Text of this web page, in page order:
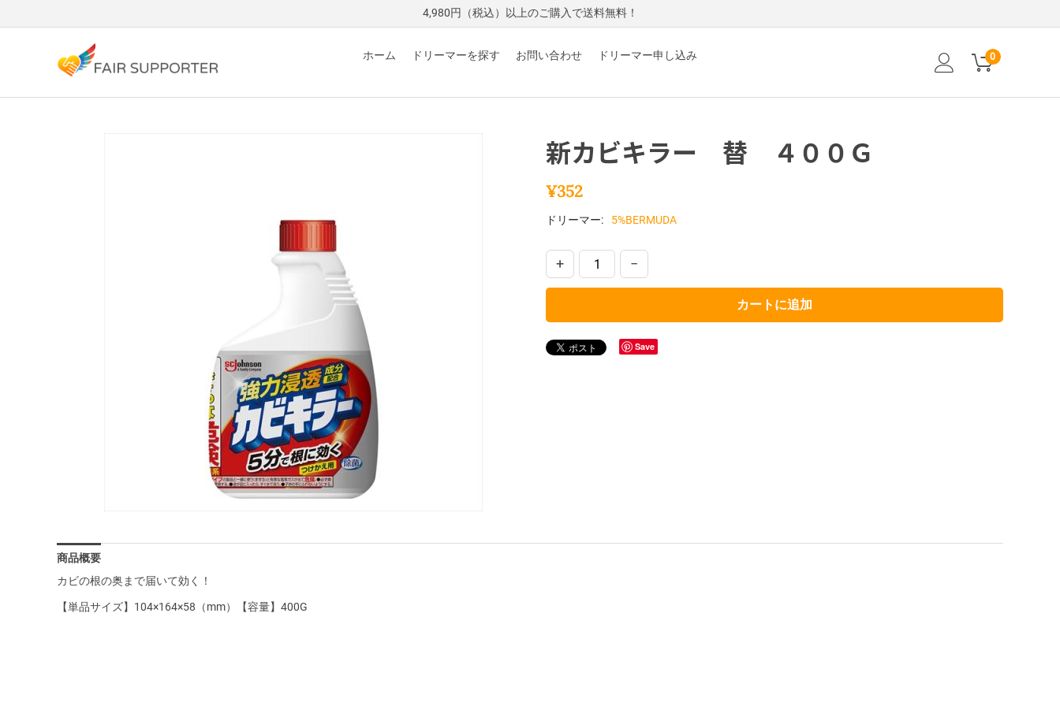
4,980円（税込）以上のご購入で送料無料！
ホーム ドリーマーを探す お問い合わせ ドリーマー申し込み 0
新カビキラー 替 ４００Ｇ
¥352
ドリーマー: 5%BERMUDA
+ −
カートに追加
Save
商品概要
カビの根の奥まで届いて効く！
【単品サイズ】104×164×58（mm）【容量】400G